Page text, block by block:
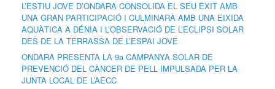
L’ESTIU JOVE D’ONDARA CONSOLIDA EL SEU ÈXIT AMB
UNA GRAN PARTICIPACIÓ I CULMINARÀ AMB UNA EIXIDA
AQUÀTICA A DÉNIA I L’OBSERVACIÓ DE L’ECLIPSI SOLAR
DES DE LA TERRASSA DE L’ESPAI JOVE
ONDARA PRESENTA LA 9a CAMPANYA SOLAR DE
PREVENCIÓ DEL CÀNCER DE PELL IMPULSADA PER LA
JUNTA LOCAL DE L’AECC